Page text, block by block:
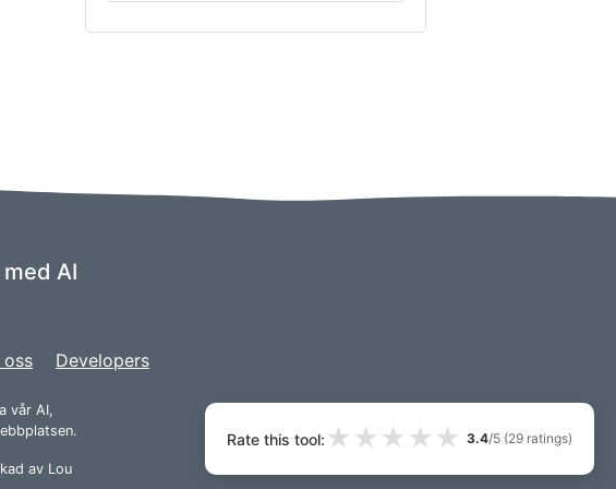
AI
oss Developers
vår AI,
av Lou
Rate this tool: ★ ★ ★ ★ ★ 3.4/5 (29 ratings)